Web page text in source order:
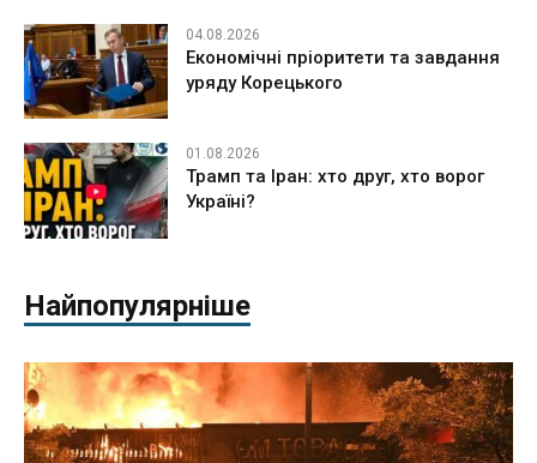
04.08.2026
Економічні пріоритети та завдання
уряду Корецького
01.08.2026
Трамп та Іран: хто друг, хто ворог
Україні?
Найпопулярніше